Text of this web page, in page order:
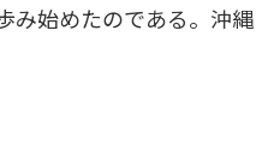
み始めたのである。沖縄